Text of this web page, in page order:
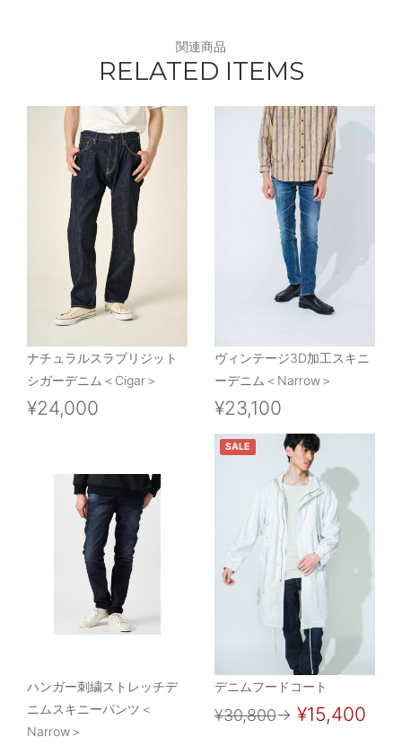
関連商品
RELATED ITEMS
ナチュラルスラブリジット
シガーデニム＜Cigar＞
¥24,000
ヴィンテージ3D加工スキニ
ーデニム＜Narrow＞
¥23,100
ハンガー刺繍ストレッチデ
ニムスキニーパンツ＜
Narrow＞
SALE
デニムフードコート
¥30,800→ ¥15,400